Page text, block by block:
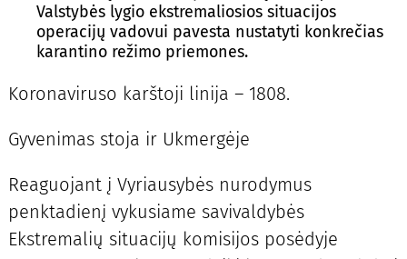
Valstybės lygio ekstremaliosios situacijos
operacijų vadovui pavesta nustatyti konkrečias
karantino režimo priemones.
Koronaviruso karštoji linija – 1808.
Gyvenimas stoja ir Ukmergėje
Reaguojant į Vyriausybės nurodymus
penktadienį vykusiame savivaldybės
Ekstremalių situacijų komisijos posėdyje